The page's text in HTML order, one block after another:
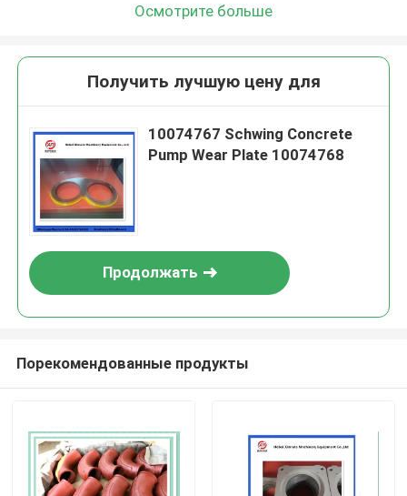
Осмотрите больше
Получить лучшую цену для
10074767 Schwing Concrete
Pump Wear Plate 10074768
Продолжать
Порекомендованные продукты